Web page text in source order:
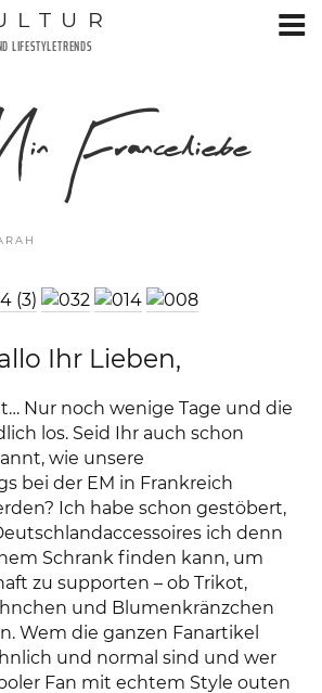
LIFESTYLETRENDS
Ihr Lieben,
Nur noch wenige Tage und die
los. Seid Ihr auch schon
wie unsere
bei der EM in Frankreich
Ich habe schon gestöbert,
ich denn
Schrank finden kann, um
zu supporten – ob Trikot,
und Blumenkränzchen
Wem die ganzen Fanartikel
und normal sind und wer
Fan mit echtem Style outen